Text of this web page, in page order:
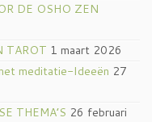
DE OSHO ZEN
TAROT 1 maart 2026
meditatie-Ideeën 27
THEMA’S 26 februari